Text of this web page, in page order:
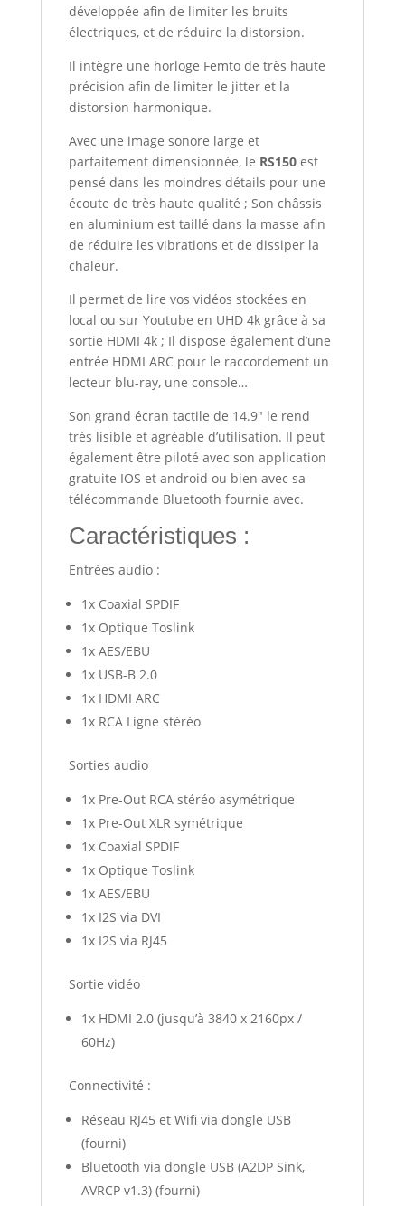
développée afin de limiter les bruits
électriques, et de réduire la distorsion.
Il intègre une horloge Femto de très haute
précision afin de limiter le jitter et la
distorsion harmonique.
Avec une image sonore large et
parfaitement dimensionnée, le RS150est
pensé dans les moindres détails pour une
écoute de très haute qualité ; Son châssis
en aluminium est taillé dans la masse afin
de réduire les vibrations et de dissiper la
chaleur.
Il permet de lire vos vidéos stockées en
local ou sur Youtube en UHD 4k grâce à sa
sortie HDMI 4k ; Il dispose également d’une
entrée HDMI ARC pour le raccordement un
lecteur blu-ray, une console…
Son grand écran tactile de 14.9″ le rend
très lisible et agréable d’utilisation. Il peut
également être piloté avec son application
gratuite IOS et android ou bien avec sa
télécommande Bluetooth fournie avec.
Caractéristiques :
Entrées audio :
1x Coaxial SPDIF
1x Optique Toslink
1x AES/EBU
1x USB-B 2.0
1x HDMI ARC
1x RCA Ligne stéréo
Sorties audio
1x Pre-Out RCA stéréo asymétrique
1x Pre-Out XLR symétrique
1x Coaxial SPDIF
1x Optique Toslink
1x AES/EBU
1x I2S via DVI
1x I2S via RJ45
Sortie vidéo
1x HDMI 2.0 (jusqu’à 3840 x 2160px /
60Hz)
Connectivité :
Réseau RJ45 et Wifi via dongle USB
(fourni)
Bluetooth via dongle USB (A2DP Sink,
AVRCP v1.3) (fourni)